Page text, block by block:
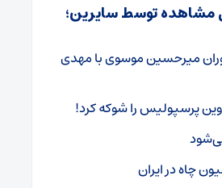
مشاهده توسط سایرین؛
میرحسین موسوی با مهدی
پرسپولیس را شوکه کرد!
چاه در ایران